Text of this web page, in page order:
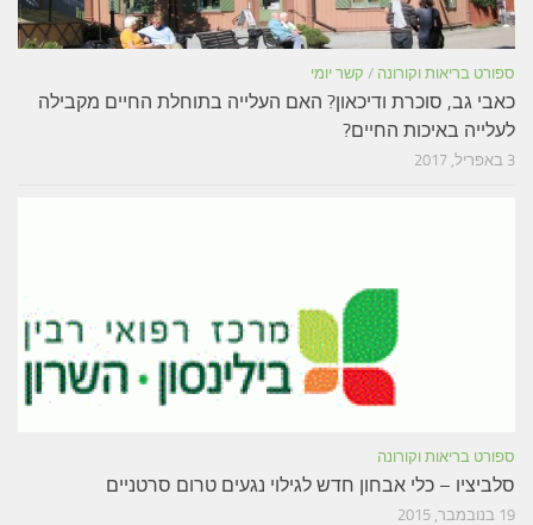
ספורט בריאות וקורונה / קשר יומי
כאבי גב, סוכרת ודיכאון? האם העלייה בתוחלת החיים מקבילה
לעלייה באיכות החיים?
3 באפריל, 2017
ספורט בריאות וקורונה
סלביציו – כלי אבחון חדש לגילוי נגעים טרום סרטניים
19 בנובמבר, 2015